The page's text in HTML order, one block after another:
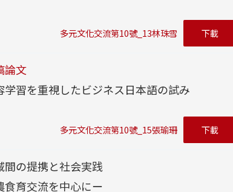
多元文化交流第10號_13林珠雪 下載
論文
学習を重視したビジネス日本語の試み
多元文化交流第10號_15張瑜珊 下載
間の提携と社会実践
食育交流を中心にー